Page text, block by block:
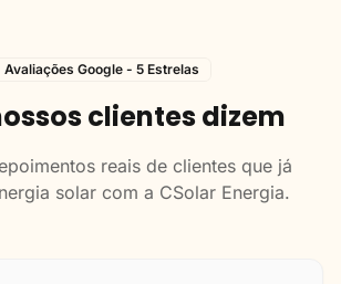
Avaliações Google - 5 Estrelas
clientes dizem
reais de clientes que já
solar com a CSolar Energia.